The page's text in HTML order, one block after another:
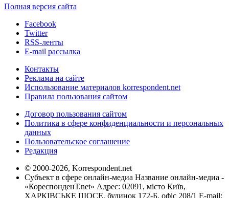
Полная версия сайта
Facebook
Twitter
RSS-ленты
E-mail рассылка
Контакты
Реклама на сайте
Использование материалов korrespondent.net
Правила пользования сайтом
Договор пользования сайтом
Политика в сфере конфиденциальности и персональных
данных
Пользовательское соглашение
Редакция
© 2000-2026, Korrespondent.net
Субъект в сфере онлайн-медиа Название онлайн-медиа -
«КореспонденТ.net» Адрес: 02091, місто Київ,
ХАРКІВСЬКЕ ШОСЕ, будинок 172-Б, офіс 208/1 E-mail: